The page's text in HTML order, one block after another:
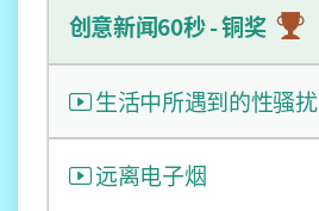
创意新闻60秒 - 铜奖
生活中所遇到的性骚扰
远离电子烟